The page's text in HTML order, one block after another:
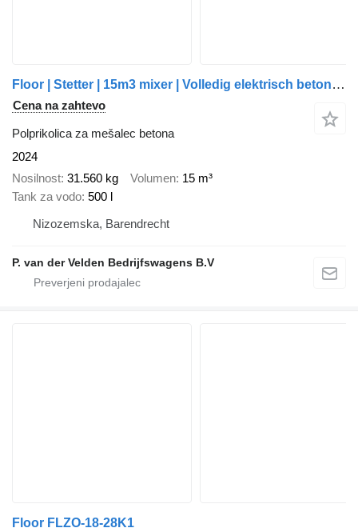
Floor | Stetter | 15m3 mixer | Volledig elektrisch betonmixer | Wattsn
Cena na zahtevo
Polprikolica za mešalec betona
2024
Nosilnost 31.560 kg Volumen 15 m³
Tank za vodo 500 l
Nizozemska, Barendrecht
P. van der Velden Bedrijfswagens B.V
Floor FLZO-18-28K1